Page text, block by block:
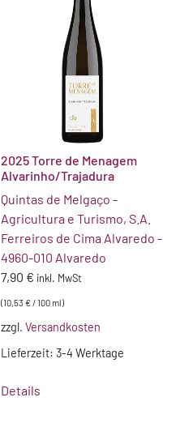
2025 Torre de Menagem
Alvarinho/Trajadura
Quintas de Melgaço -
Agricultura e Turismo, S.A.
Ferreiros de Cima Alvaredo -
4960-010 Alvaredo
7,90 € inkl. MwSt
(10,53€/100ml)
zzgl.Versandkosten
Lieferzeit:3-4 Werktage
Details